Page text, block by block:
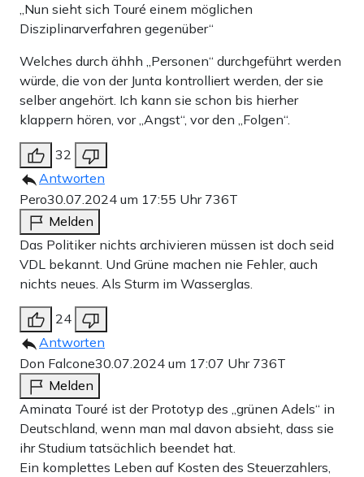
„Nun sieht sich Touré einem möglichen
Disziplinarverfahren gegenüber“
Welches durch ähhh „Personen“ durchgeführt werden
würde, die von der Junta kontrolliert werden, der sie
selber angehört. Ich kann sie schon bis hierher
klappern hören, vor „Angst“, vor den „Folgen“.
32
Antworten
Pero30.07.2024 um 17:55 Uhr 736T
Melden
Das Politiker nichts archivieren müssen ist doch seid
VDL bekannt. Und Grüne machen nie Fehler, auch
nichts neues. Als Sturm im Wasserglas.
24
Antworten
Don Falcone30.07.2024 um 17:07 Uhr 736T
Melden
Aminata Touré ist der Prototyp des „grünen Adels“ in
Deutschland, wenn man mal davon absieht, dass sie
ihr Studium tatsächlich beendet hat.
Ein komplettes Leben auf Kosten des Steuerzahlers,